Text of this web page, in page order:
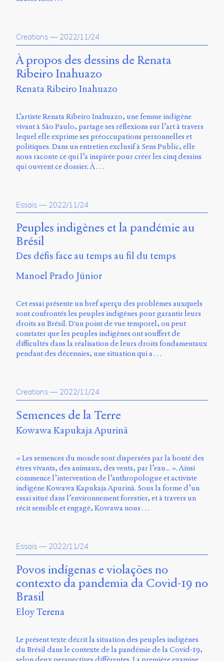
Creations — 2022/11/24
À propos des dessins de Renata
Ribeiro Inahuazo
Renata Ribeiro Inahuazo
L’artiste Renata Ribeiro Inahuazo, une femme indigène
vivant à São Paulo, partage ses réflexions sur l’art à travers
lequel elle exprime ses préoccupations personnelles et
politiques. Dans un entretien exclusif à Sens Public, elle
nous raconte ce qui l’a inspirée pour créer les cinq dessins
qui ouvrent ce dossier. À …
Essais — 2022/11/24
Peuples indigènes et la pandémie au
Brésil
Des défis face au temps au fil du temps
Manoel Prado Júnior
Cet essai présente un bref aperçu des problèmes auxquels
sont confrontés les peuples indigènes pour garantir leurs
droits au Brésil. D'un point de vue temporel, on peut
constater que les peuples indigènes ont souffert de
difficultés dans la réalisation de leurs droits fondamentaux
pendant des décennies, une situation qui a …
Creations — 2022/11/24
Semences de la Terre
Kowawa Kapukaja Apurinã
« Les semences du monde sont dispersées par la bonté des
êtres vivants, des animaux, des vents, par l’eau... ». Ainsi
commence l’intervention de l’anthropologue et activiste
indigène Kowawa Kapukaja Apurinã. Sous la forme d’un
essai situé dans l’environnement forestier, et à travers un
récit sensible et engagé, Kowawa nous …
Essais — 2022/11/24
Povos indígenas e violações no
contexto da pandemia da Covid-19 no
Brasil
Eloy Terena
Le présent texte décrit la situation des peuples indigènes
du Brésil dans le contexte de la pandémie de la Covid-19,